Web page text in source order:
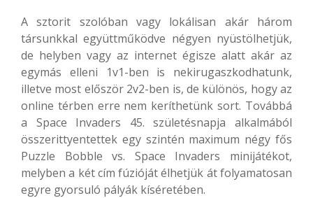
A sztorit szolóban vagy lokálisan akár három
társunkkal együttműködve négyen nyüstölhetjük,
de helyben vagy az internet égisze alatt akár az
egymás elleni 1v1-ben is nekirugaszkodhatunk,
illetve most először 2v2-ben is, de különös, hogy az
online térben erre nem keríthetünk sort. Továbbá
a Space Invaders 45. születésnapja alkalmából
összerittyentettek egy szintén maximum négy fős
Puzzle Bobble vs. Space Invaders minijátékot,
melyben a két cím fúzióját élhetjük át folyamatosan
egyre gyorsuló pályák kíséretében.